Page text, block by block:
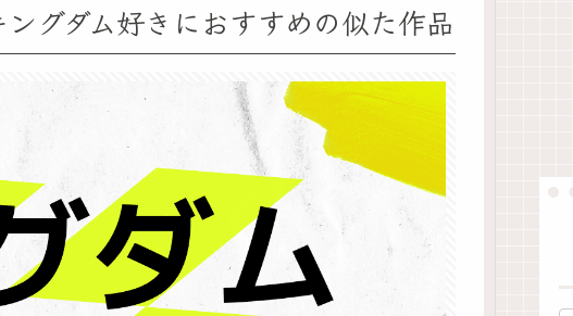
グダム好きにおすすめの似た作品